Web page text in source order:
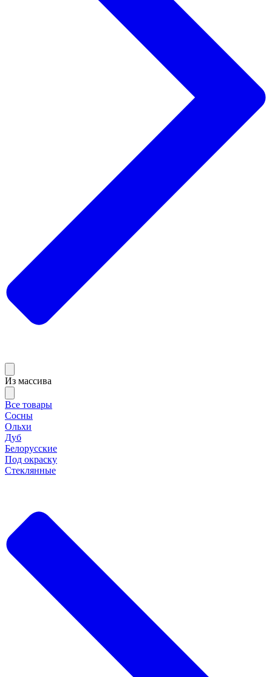
Из массива
Все товары
Сосны
Ольхи
Дуб
Белорусские
Под окраску
Стеклянные